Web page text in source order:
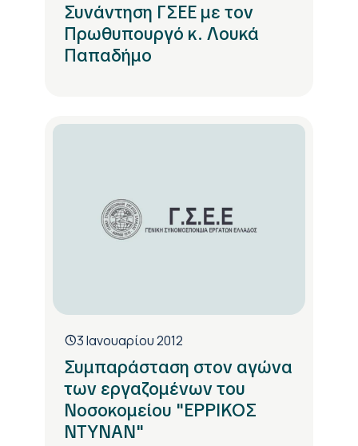
Συνάντηση ΓΣΕΕ με τον
Πρωθυπουργό κ. Λουκά
Παπαδήμο
3 Ιανουαρίου 2012
Συμπαράσταση στον αγώνα
των εργαζομένων του
Νοσοκομείου "ΕΡΡΙΚΟΣ
ΝΤΥΝΑΝ"